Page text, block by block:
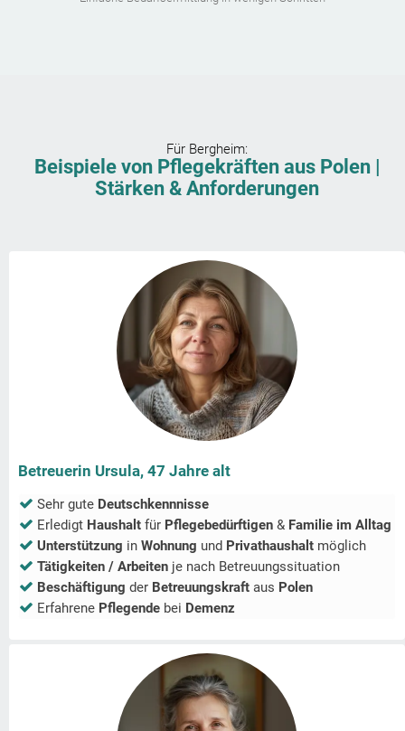
Für Bergheim:
Beispiele von Pflegekräften aus Polen |
Stärken & Anforderungen
Betreuerin Ursula, 47 Jahre alt
Sehr gute Deutschkennnisse
Erledigt Haushalt für Pflegebedürftigen & Familie im Alltag
Unterstützung in Wohnung und Privathaushalt möglich
Tätigkeiten / Arbeiten je nach Betreuungssituation
Beschäftigung der Betreuungskraft aus Polen
Erfahrene Pflegende bei Demenz